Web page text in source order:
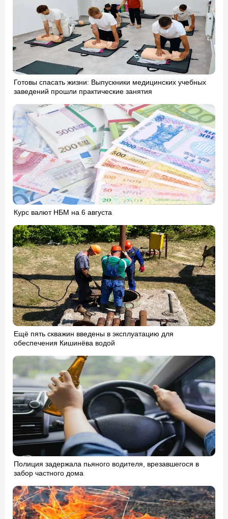
Готовы спасать жизни: Выпускники медицинских учебных
заведений прошли практические занятия
Курс валют НБМ на 6 августа
Ещё пять скважин введены в эксплуатацию для
обеспечения Кишинёва водой
Полиция задержала пьяного водителя, врезавшегося в
забор частного дома